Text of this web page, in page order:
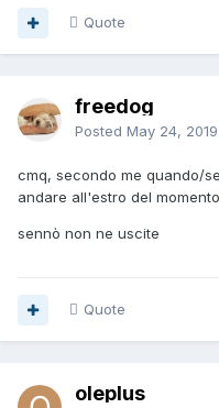
Quote
freedog
Posted May 24, 2019
cmq, secondo me quando/
andare all'estro del
sennò non ne uscite
Quote
oleplus